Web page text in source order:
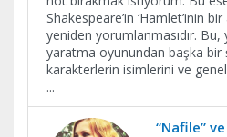
Shakespeare’in ‘Hamlet’inin
yeniden yorumlanmasıdır. Bu,
yaratma oyunundan başka bir
karakterlerin isimlerini ve
...
“Nafile”